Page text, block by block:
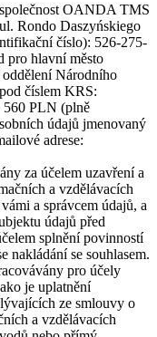
OANDA TMS
Rondo Daszyńskiego
číslo): 526-275-
pro hlavní město
Národního
číslem KRS:
560 PLN (plně
údajů jmenovaný
adrese:
za účelem uzavření a
a vzdělávacích
a správcem údajů, a
údajů před
splnění povinností
nakládání se souhlasem.
pro účely
je uplatnění
ze smlouvy o
a vzdělávacích